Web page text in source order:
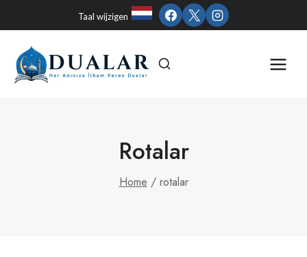
to
content
Taal wijzigen
Rotalar
Home / rotalar